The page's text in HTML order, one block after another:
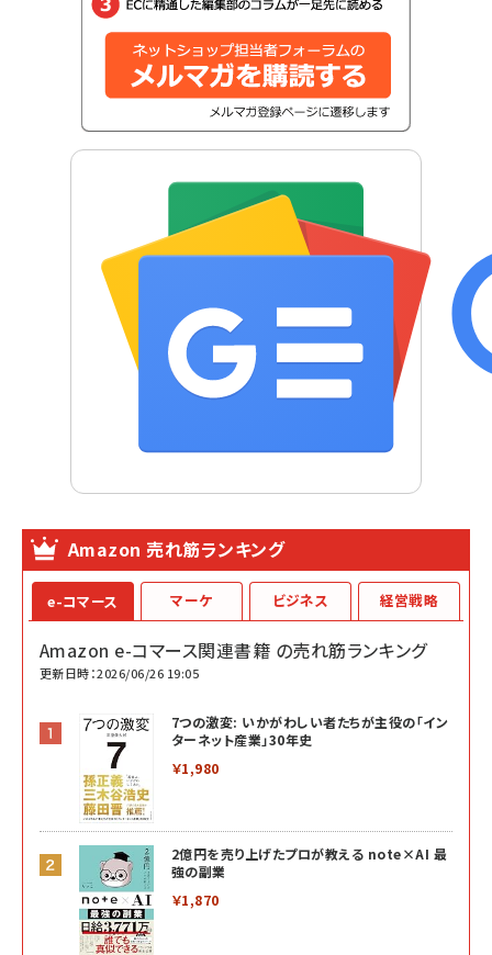
Amazon 売れ筋ランキング
e-コマース
Amazon e-コマース関連書籍 の売れ筋ランキング
更新日時：2026/06/26 19:05
7つの激変: いかがわしい者たちが主役の「イン
ターネット産業」30年史
￥1,980
2億円を売り上げたプロが教える note×AI 最
強の副業
￥1,870
マーケ ビジネス 経営戦略